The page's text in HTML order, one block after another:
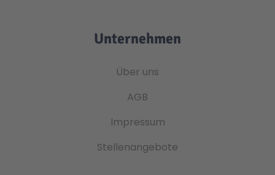
Unternehmen
Über uns
AGB
Impressum
Stellenangebote